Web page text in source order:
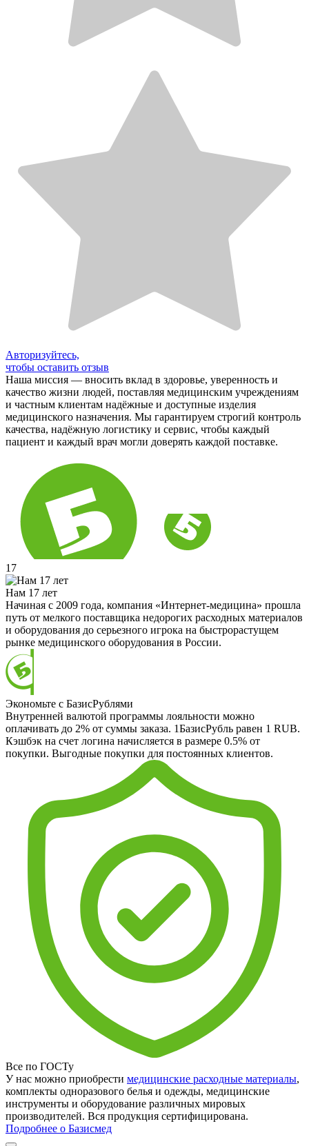
Авторизуйтесь,
чтобы оставить отзыв
Наша миссия — вносить вклад в здоровье, уверенность и
качество жизни людей, поставляя медицинским учреждениям
и частным клиентам надёжные и доступные изделия
медицинского назначения. Мы гарантируем строгий контроль
качества, надёжную логистику и сервис, чтобы каждый
пациент и каждый врач могли доверять каждой поставке.
17
Нам 17 лет
Начиная с 2009 года, компания «Интернет-медицина» прошла
путь от мелкого поставщика недорогих расходных материалов
и оборудования до серьезного игрока на быстрорастущем
рынке медицинского оборудования в России.
Экономьте с БазисРублями
Внутренней валютой программы лояльности можно
оплачивать до 2% от суммы заказа. 1БазисРубль равен 1 RUB.
Кэшбэк на счет логина начисляется в размере 0.5% от
покупки. Выгодные покупки для постоянных клиентов.
Все по ГОСТу
У нас можно приобрести медицинские расходные материалы,
комплекты одноразового белья и одежды, медицинские
инструменты и оборудование различных мировых
производителей. Вся продукция сертифицирована.
Подробнее о Базисмед